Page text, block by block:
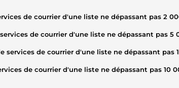
de courrier d'une liste ne dépassant pas 2
de courrier d'une liste ne dépassant pas 5
services de courrier d'une liste ne dépassant pas
de courrier d'une liste ne dépassant pas 10